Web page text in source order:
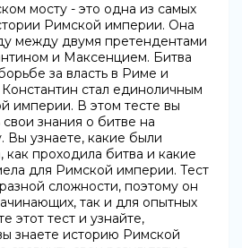
мосту - это одна из самых
Римской империи. Она
между двумя претендентами
и Максенцием. Битва
за власть в Риме и
стал единоличным
империи. В этом тесте вы
знания о битве на
Вы узнаете, какие были
проходила битва и какие
для Римской империи. Тест
сложности, поэтому он
так и для опытных
этот тест и узнайте,
знаете историю Римской